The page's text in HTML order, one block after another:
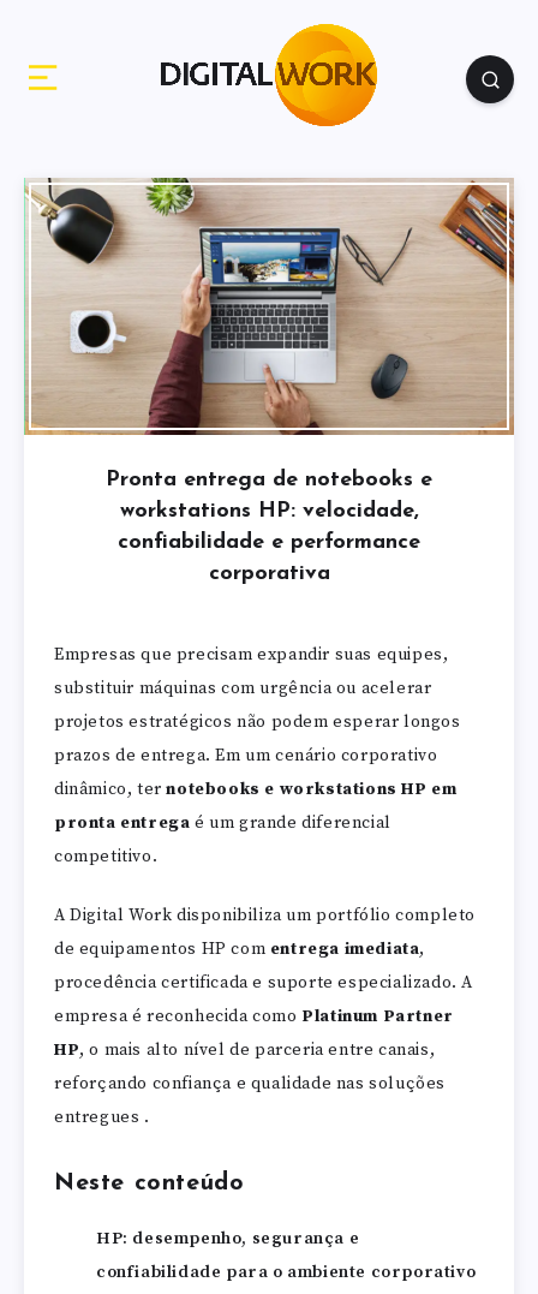
Pronta entrega de notebooks e
workstations HP: velocidade,
confiabilidade e performance
corporativa
Empresas que precisam expandir suas equipes,
substituir máquinas com urgência ou acelerar
projetos estratégicos não podem esperar longos
prazos de entrega. Em um cenário corporativo
dinâmico, ternotebooks e workstations HP em
pronta entrega é um grande diferencial
competitivo.
A Digital Work disponibiliza um portfólio completo
de equipamentos HP com entrega imediata,
procedência certificada e suporte especializado. A
empresa é reconhecida como Platinum Partner
HP, o mais alto nível de parceria entre canais,
reforçando confiança e qualidade nas soluções
entregues .
Neste conteúdo
HP: desempenho, segurança e
confiabilidade para o ambiente corporativo